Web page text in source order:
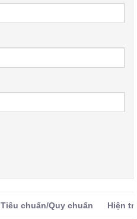
Tiêu chuẩn/Quy chuẩn Hiện